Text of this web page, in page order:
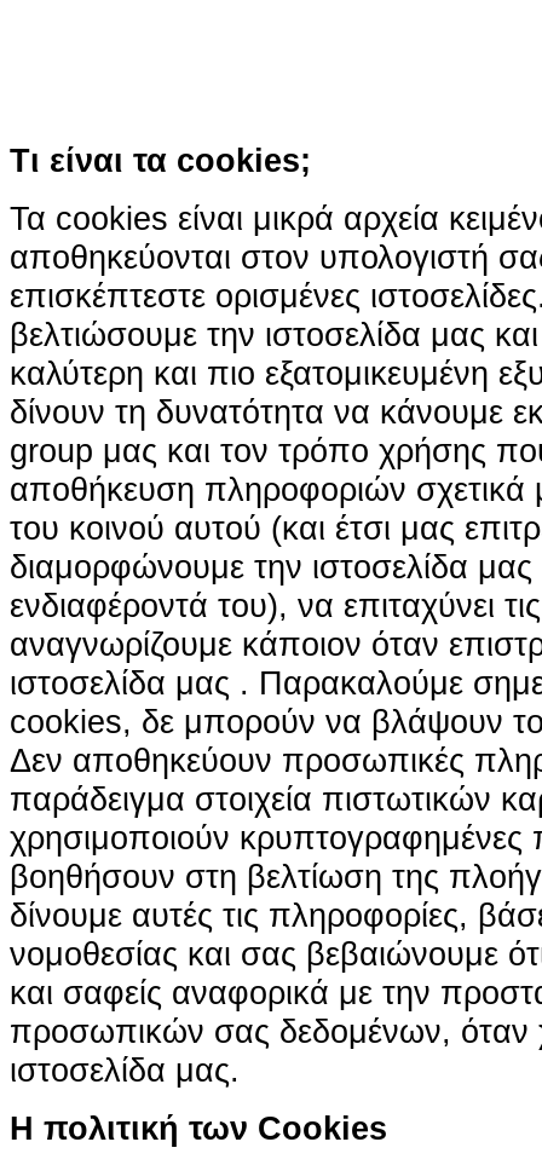
Τι είναι τα cookies;
Τα cookies είναι μικρά αρχεία
αποθηκεύονται στον υπολογιστή
επισκέπτεστε ορισμένες
βελτιώσουμε την ιστοσελίδα μας
καλύτερη και πιο εξατομικευμένη
δίνουν τη δυνατότητα να κάνουμε
group μας και τον τρόπο χρήσης
αποθήκευση πληροφοριών σχετικά
του κοινού αυτού (και έτσι μας
διαμορφώνουμε την ιστοσελίδα
ενδιαφέροντά του), να επιταχύνει
αναγνωρίζουμε κάποιον όταν
ιστοσελίδα μας . Παρακαλούμε
cookies, δε μπορούν να βλάψουν
Δεν αποθηκεύουν προσωπικές
παράδειγμα στοιχεία πιστωτικών
χρησιμοποιούν κρυπτογραφημένες
βοηθήσουν στη βελτίωση της
δίνουμε αυτές τις πληροφορίες,
νομοθεσίας και σας βεβαιώνουμε ότι
και σαφείς αναφορικά με την
προσωπικών σας δεδομένων, όταν
ιστοσελίδα μας.
H πολιτική των Cookies